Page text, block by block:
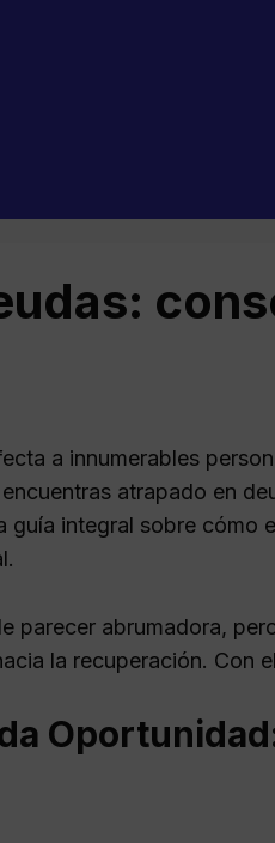
a innumerables
atrapado en
guía integral sobre cómo
parecer abrumadora,
la recuperación. Con